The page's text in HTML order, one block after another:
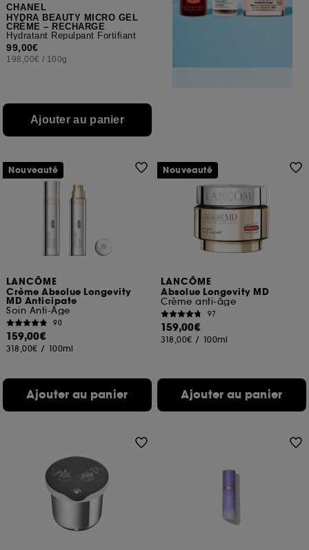
CHANEL
HYDRA BEAUTY MICRO GEL
CRÈME – RECHARGE
Hydratant Repulpant Fortifiant
99,00€
198,00€ / 100g
Ajouter au panier
LANCÔME
Crème Absolue Longevity
MD Anticipate
Soin Anti-Âge
90
159,00€
318,00€ / 100ml
Ajouter au panier
Nouveauté
LANCÔME
Absolue Longevity MD
Crème anti-âge
97
159,00€
318,00€ / 100ml
Ajouter au panier
Nouveauté